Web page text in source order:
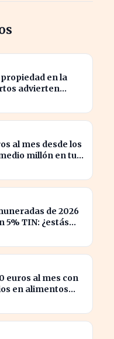
en la
advierten
al mes desde los
millón en tu
de 2026
5% TIN: ¿estás
euros al mes con
en alimentos